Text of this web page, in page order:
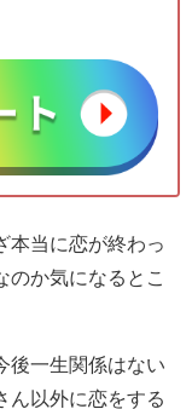
本当に恋が終わっ
のか気になるとこ
後一生関係はない
ん以外に恋をする